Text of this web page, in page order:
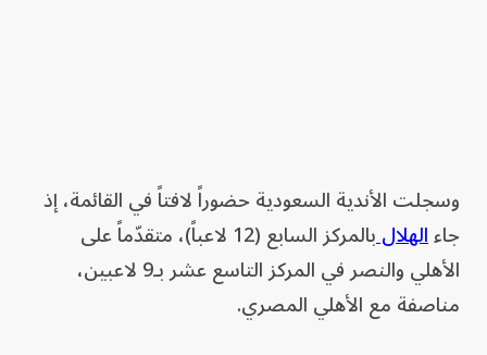
وسجلت الأندية السعودية حضوراً لافتاً في القائمة، إذ
جاءالهلال
بالمركز السابع (12 لاعباً)، متقدّماً على
الأهلي والنصر في المركز التاسع عشر بـ9 لاعبين،
مناصفة مع الأهلي المصري.